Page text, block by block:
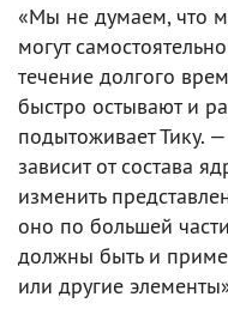
«Мы не думаем, что
могут
течение долгого
быстро остывают и
подытоживает Тику.
зависит от состава
изменить
оно по большей
должны быть и
или другие